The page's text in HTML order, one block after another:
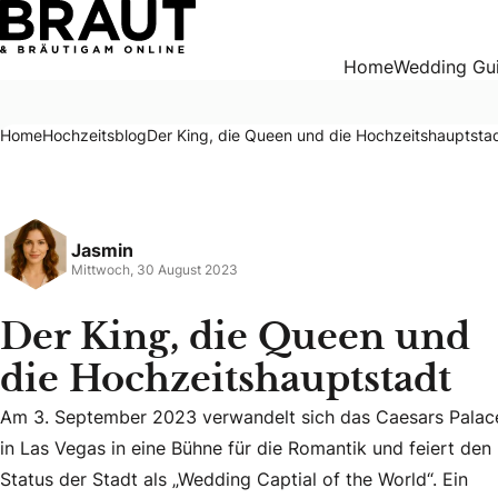
Der King, die Queen und die Hochzeitshauptstadt
HomeWedding
HomeHochzeitsblogDer King, die Queen und die
Jasmin
Mittwoch, 30 August 2023
Der King, die Queen und
die Hochzeitshauptstadt
Am 3. September 2023 verwandelt sich das Caesars
Am 3. September 2023 verwandelt sich das Caesars
in Las Vegas in eine Bühne für die Romantik und feiert den
Status der Stadt als „Wedding Captial of the World“. Ein